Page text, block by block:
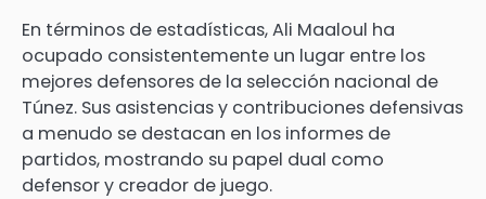
En términos de estadísticas, Ali Maaloul ha
ocupado consistentemente un lugar entre los
mejores defensores de la selección nacional de
Túnez. Sus asistencias y contribuciones defensivas
a menudo se destacan en los informes de
partidos, mostrando su papel dual como
defensor y creador de juego.